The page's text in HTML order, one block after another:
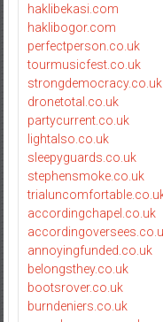
haklibekasi.com
haklibogor.com
perfectperson.co.uk
tourmusicfest.co.uk
strongdemocracy.co.uk
dronetotal.co.uk
partycurrent.co.uk
lightalso.co.uk
sleepyguards.co.uk
stephensmoke.co.uk
accordingchapel.co.uk
annoyingfunded.co.uk
belongsthey.co.uk
bootsrover.co.uk
burndeniers.co.uk